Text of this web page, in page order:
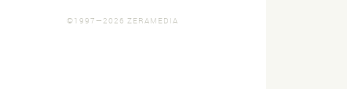
©1997—2026 ZERAMEDIA